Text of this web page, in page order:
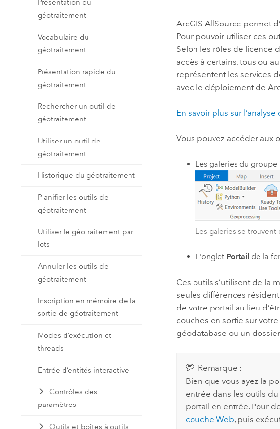
Technologie Developer
cartographie et d’analyse spatiale
Tous les produits
Tous les secteurs d’activité
Présentation du
géotraitement
Vocabulaire du
géotraitement
Présentation rapide du
géotraitement
Rechercher un outil de
géotraitement
Utiliser un outil de
géotraitement
Historique du géotraitement
Planifier les outils de
géotraitement
Utiliser le géotraitement par
lots
Annuler les outils de
géotraitement
Inscription en mémoire de la
sortie de géotraitement
Modes d’exécution et
threads
Entrée d’entités interactive
Contrôles des
paramètres
Outils et boîtes à outils
ArcGIS AllSource permet
Pour pouvoir utiliser ces
Selon les rôles de licence
accès à certains, tous ou
représentent les services
avec le déploiement de
En savoir plus sur
Vous pouvez accéder aux
Les galeries du groupe
Les galeries se trouvent
L'onglet Portail de la
Ces outils s’utilisent de la
seules différences
de votre portail au lieu
couches en sortie sur
géodatabase ou un
Remarque :
Bien que vous ayez la
entrée dans les outils
portail en entrée. Pour
couche Web, puis